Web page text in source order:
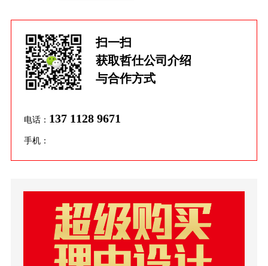
扫一扫
获取哲仕公司介绍
与合作方式
电话： 137 1128 9671
手机：